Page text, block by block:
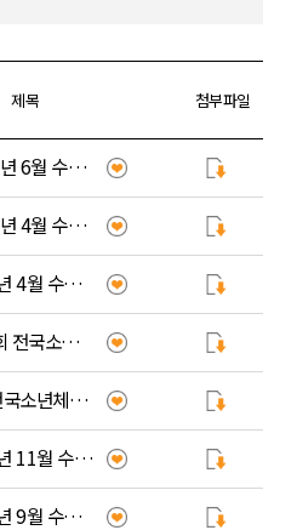
제목 첨부파일
[수의 계약]2018년 6월 수의 계약 내역 공개
[수의 계약]2018년 4월 수의 계약 내역 공개
[수의계약]2017년 4월 수의 계약 내역 공개
[입찰공고]제46회 전국소년체육대회 및 제11회 전국장애학생체육대회 자원봉사자 유니폼 제작(구매)
[사전규격공개]전국소년체전, 전국장애학생체육대회 자원봉사자 유니폼 제작(구입)
[수의계약]2016년 11월 수의 계약 내역 공개
[수의계약]2016년 9월 수의계약 내역 공개